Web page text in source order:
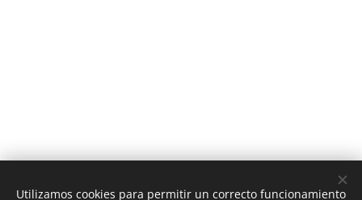
Utilizamos cookies para permitir un correcto funcionamiento